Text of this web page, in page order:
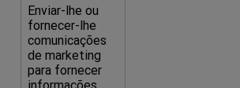
Enviar-lhe ou
fornecer-lhe
comunicações
de marketing
para fornecer
informações